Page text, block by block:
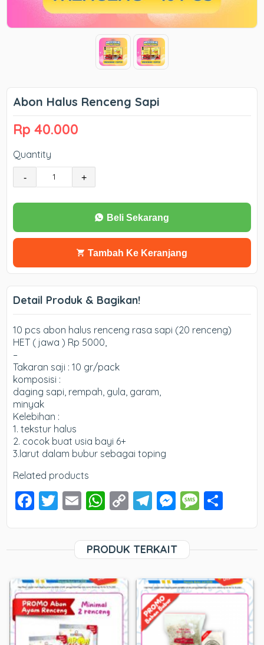
Abon Halus Renceng Sapi
Rp 40.000
Quantity
- +
Beli Sekarang
Tambah Ke Keranjang
Detail Produk & Bagikan!
10 pcs abon halus renceng rasa sapi (20 renceng)
HET ( jawa ) Rp 5000,
–
Takaran saji : 10 gr/pack
komposisi :
daging sapi, rempah, gula, garam,
minyak
Kelebihan :
1. tekstur halus
2. cocok buat usia bayi 6+
3.larut dalam bubur sebagai toping
Related products
F
e
b
o
o
k
T
er
E
ai
l
W
at
s
A
p
p
C
p
y
Li
n
k
T
e
g
r
a
m
M
ss
e
n
g
er
M
a
g
e
re
PRODUK TERKAIT